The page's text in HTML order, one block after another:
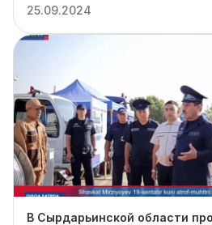
25.09.2024
В Сырдарьинской области